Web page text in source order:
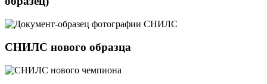
СНИЛС нового образца